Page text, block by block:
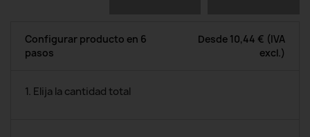
Configurar producto en 6
pasos
Desde 10,44 € (IVA
excl.)
1. Elija la cantidad total